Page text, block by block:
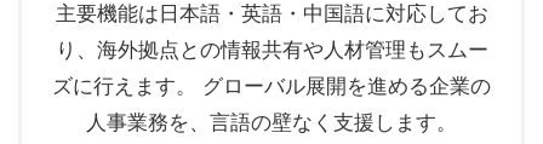
主要機能は日本語・英語・中国語に対応してお
り、海外拠点との情報共有や人材管理もスムー
ズに行えます。 グローバル展開を進める企業の
人事業務を、言語の壁なく支援します。